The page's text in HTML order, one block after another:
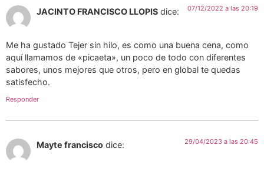
JACINTO FRANCISCO LLOPIS dice: 07/12/2022 a las 20:19
Me ha gustado Tejer sin hilo, es como una buena cena, como
aquí llamamos de «picaeta», un poco de todo con diferentes
sabores, unos mejores que otros, pero en global te quedas
satisfecho.
Responder
Mayte francisco dice: 29/04/2023 a las 20:45